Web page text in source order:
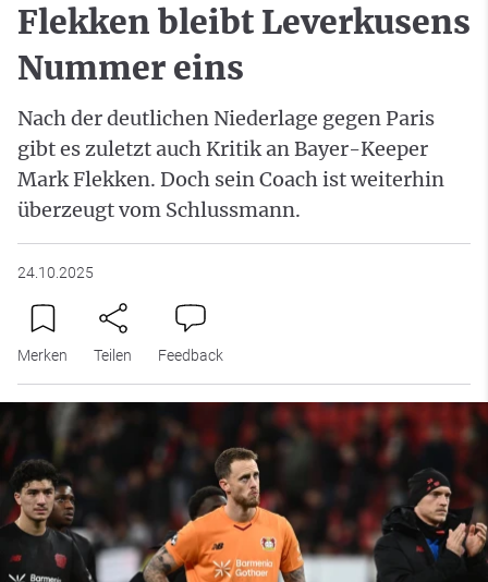
Flekken bleibt Leverkusens
Nummer eins
Nach der deutlichen Niederlage gegen Paris
gibt es zuletzt auch Kritik an Bayer-Keeper
Mark Flekken. Doch sein Coach ist weiterhin
überzeugt vom Schlussmann.
24.10.2025
Merken Teilen Feedback